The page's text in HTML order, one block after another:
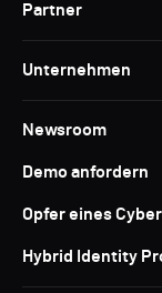
Partner
Unternehmen
Newsroom
Demo anfordern
Opfer eines
Hybrid Identity